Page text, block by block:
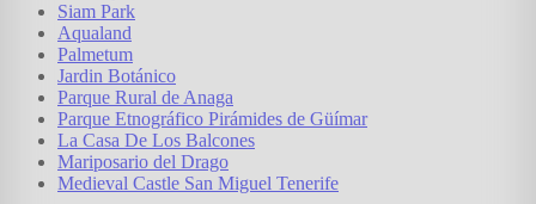
Siam Park
Aqualand
Palmetum
Jardin Botánico
Parque Rural de Anaga
Parque Etnográfico Pirámides de Güímar
La Casa De Los Balcones
Mariposario del Drago
Medieval Castle San Miguel Tenerife